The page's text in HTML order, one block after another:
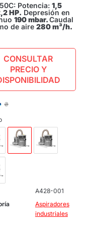
Potencia: 1,5
HP. Depresión en
190 mbar.Caudal
de aire 280 m³/h.
CONSULTAR
PRECIO Y
A428-001
Aspiradores
industriales